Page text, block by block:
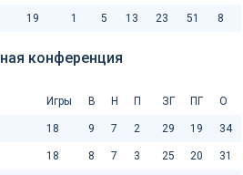
19 1 5 13 23 51 8
конференция
Игры В Н П ЗГ ПГ О
18 9 7 2 29 19 34
18 8 7 3 25 20 31